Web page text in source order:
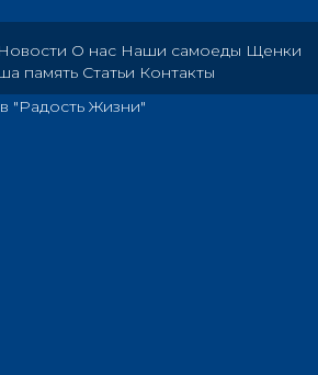
Новости О нас Наши самоеды Щенки
память Статьи Контакты